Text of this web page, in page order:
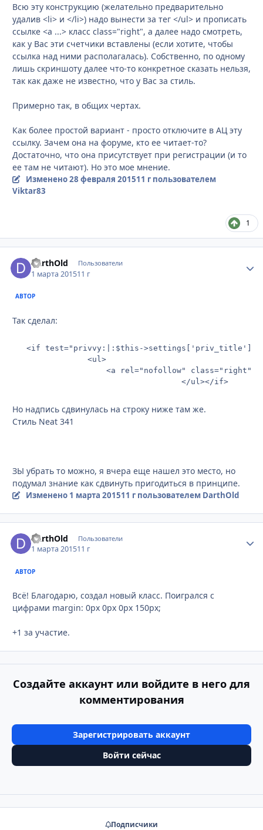
Всю эту конструкцию (желательно предварительно
удалив <li> и </li>) надо вынести за тег </ul> и прописать
ссылке <a ...> класс class="right", а далее надо смотреть,
как у Вас эти счетчики вставлены (если хотите, чтобы
ссылка над ними располагалась). Собственно, по одному
лишь скриншоту далее что-то конкретное сказать нельзя,
так как даже не известно, что у Вас за стиль.
Примерно так, в общих чертах.
Как более простой вариант - просто отключите в АЦ эту
ссылку. Зачем она на форуме, кто ее читает-то?
Достаточно, что она присутствует при регистрации (и то
ее там не читают). Но это мое мнение.
Изменено28 февраля 201511 гпользователем
Viktar83
1
DarthOld Пользователи
1 марта 201511 г
АВТОР
Так сделал:
   <if test="privvy:|:$this->settings['priv_title']">
									</ul></if>
Но надпись сдвинулась на строку ниже там же.
Стиль Neat 341
ЗЫ убрать то можно, я вчера еще нашел это место, но
подумал знание как сдвинуть пригодиться в принципе.
Изменено 1 марта 201511 гпользователем DarthOld
DarthOld Пользователи
1 марта 201511 г
АВТОР
Всё! Благодарю, создал новый класс. Поигрался с
цифрами margin: 0px 0px 0px 150px;
+1 за участие.
Создайте аккаунт или войдите в него для
комментирования
Зарегистрировать аккаунт
Войти сейчас
Подписчики